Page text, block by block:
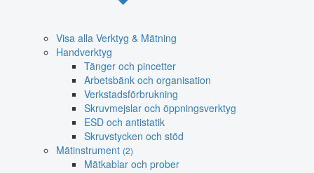
Visa alla Verktyg & Mätning
Handverktyg
Tänger och pincetter
Arbetsbänk och organisation
Verkstadsförbrukning
Skruvmejslar och öppningsverktyg
ESD och antistatik
Skruvstycken och stöd
Mätinstrument (2)
Mätkablar och prober